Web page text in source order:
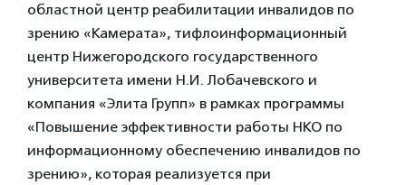
областной центр реабилитации инвалидов по
зрению «Камерата», тифлоинформационный
центр Нижегородского государственного
университета имени Н.И. Лобачевского и
компания «Элита Групп» в рамках программы
«Повышение эффективности работы НКО по
информационному обеспечению инвалидов по
зрению», которая реализуется при